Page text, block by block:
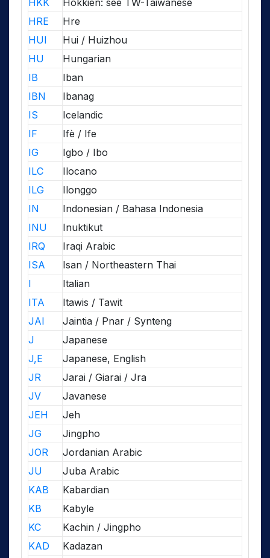
HKK
Hokkien: see TW-Taiwanese
HRE
Hre
HUI
Hui / Huizhou
HU
Hungarian
IB
Iban
IBN
Ibanag
IS
Icelandic
IF
Ifè / Ife
IG
Igbo / Ibo
ILC
Ilocano
ILG
Ilonggo
IN
Indonesian / Bahasa Indonesia
INU
Inuktikut
IRQ
Iraqi Arabic
ISA
Isan / Northeastern Thai
I
Italian
ITA
Itawis / Tawit
JAI
Jaintia / Pnar / Synteng
J
Japanese
J,E
Japanese, English
JR
Jarai / Giarai / Jra
JV
Javanese
JEH
Jeh
JG
Jingpho
JOR
Jordanian Arabic
JU
Juba Arabic
KAB
Kabardian
KB
Kabyle
KC
Kachin / Jingpho
KAD
Kadazan